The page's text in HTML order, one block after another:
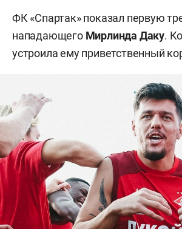
ФК «Спартак» показал первую
нападающего Мирлинда Даку.
устроила ему приветственный